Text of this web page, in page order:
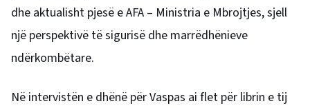
dhe aktualisht pjesë e AFA – Ministria e Mbrojtjes, sjell
një perspektivë të sigurisë dhe marrëdhënieve
ndërkombëtare.
Në intervistën e dhënë për Vaspas ai flet për librin e tij